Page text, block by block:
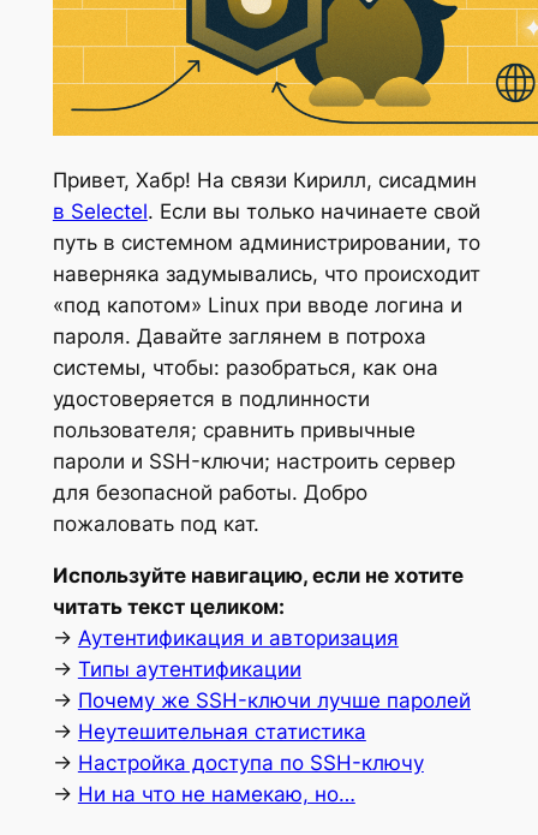
Привет, Хабр! На связи Кирилл, сисадмин
в Selectel. Если вы только начинаете свой
путь в системном администрировании, то
наверняка задумывались, что происходит
«под капотом» Linux при вводе логина и
пароля. Давайте заглянем в потроха
системы, чтобы: разобраться, как она
удостоверяется в подлинности
пользователя; сравнить привычные
пароли и SSH-ключи; настроить сервер
для безопасной работы. Добро
пожаловать под кат.
Используйте навигацию, если не хотите
читать текст целиком:
→ Аутентификация и авторизация
→ Типы аутентификации
→ Почему же SSH-ключи лучше паролей
→ Неутешительная статистика
→ Настройка доступа по SSH-ключу
→ Ни на что не намекаю, но…